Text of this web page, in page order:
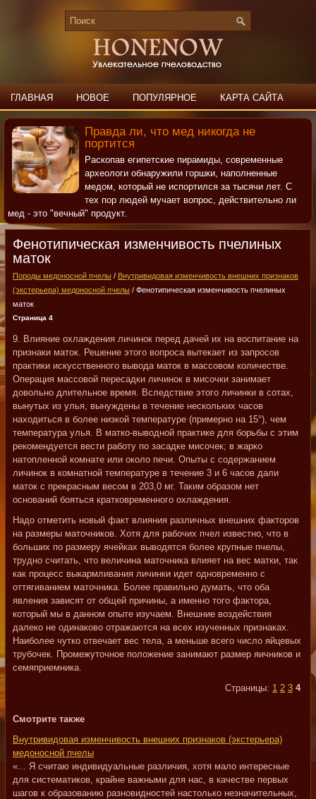
ГЛАВНАЯ НОВОЕ ПОПУЛЯРНОЕ КАРТА САЙТА
ПОИСК КОНТАКТЫ
Правда ли, что мед никогда не
портится
Раскопав египетские пирамиды, современные
археологи обнаружили горшки, наполненные
медом, который не испортился за тысячи лет. С
тех пор людей мучает вопрос, действительно ли
мед - это "вечный" продукт.
Фенотипическая изменчивость пчелиных
маток
Породы медоносной пчелы / Внутривидовая изменчивость внешних признаков
(экстерьера) медоносной пчелы / Фенотипическая изменчивость пчелиных
маток
Страница 4
9. Влияние охлаждения личинок перед дачей их на воспитание на
признаки маток. Решение этого вопроса вытекает из запросов
практики искусственного вывода маток в массовом количестве.
Операция массовой пересадки личинок в мисочки занимает
довольно длительное время. Вследствие этого личинки в сотах,
вынутых из улья, вынуждены в течение нескольких часов
находиться в более низкой температуре (примерно на 15°), чем
температура улья. В матко-выводной практике для борьбы с этим
рекомендуется вести работу по засадке мисочек; в жарко
натопленной комнате или около печи. Опыты c содержанием
личинок в комнатной температуре в течение 3 и 6 часов дали
маток с прекрасным весом в 203,0 мг. Таким образом нет
оснований бояться кратковременного охлаждения.
Надо отметить новый факт влияния различных внешних факторов
на размеры маточников. Хотя для рабочих пчел известно, что в
больших по размеру ячейках выводятся более крупные пчелы,
трудно считать, что величина маточника влияет на вес матки, так
как процесс выкармливания личинки идет одновременно с
оттягиванием маточника. Более правильно думать, что оба
явления зависят от общей причины, а именно того фактора,
который мы в данном опыте изучаем. Внешние воздействия
далеко не одинаково отражаются на всех изученных признаках.
Наиболее чутко отвечает вес тела, а меньше всего число яйцевых
трубочек. Промежуточное положение занимают размер яичников и
семяприемника.
Страницы: 1 2 3 4
Смотрите также
Внутривидовая изменчивость внешних признаков (экстерьера)
медоносной пчелы
«... Я считаю индивидуальные различия, хотя мало интересные
для систематиков, крайне важными для нас, в качестве первых
шагов к образованию разновидностей настолько незначительных,